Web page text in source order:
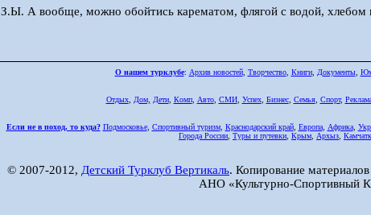
З.Ы. А вообще, можно обойтись карематом, флягой с водой, хлебом
О нашем турклубе: Архив новостей, Творчество, Книги, Документы,
Отдых, Дом, Дети, Комп, Авто, СМИ, Успех, Бизнес, Семья, Спорт,
Если не в поход, то куда? Подмосковье, Спортивный туризм, Краснодарский край, Европа, Африка,
Города России Туры и путевки Крым Архыз
© 2007-2012, Детский Турклуб Вертикаль. Копирование
АНО «Культурно-Спортивный